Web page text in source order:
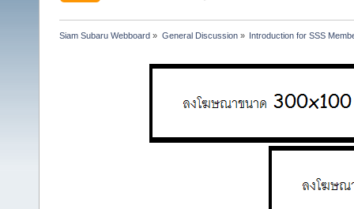
Siam Subaru Webboard » General Discussion» Introduction for SSS